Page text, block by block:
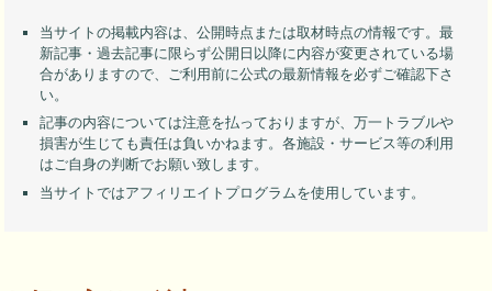
当サイトの掲載内容は、公開時点または取材時点の情報です。最
新記事・過去記事に限らず公開日以降に内容が変更されている場
合がありますので、ご利用前に公式の最新情報を必ずご確認下さ
い。
記事の内容については注意を払っておりますが、万一トラブルや
損害が生じても責任は負いかねます。各施設・サービス等の利用
はご自身の判断でお願い致します。
当サイトではアフィリエイトプログラムを使用しています。